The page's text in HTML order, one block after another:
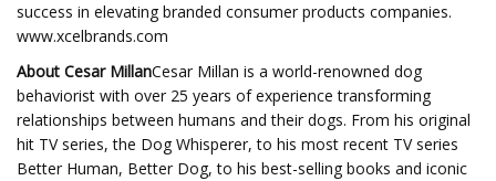
success in elevating branded consumer products companies.
www.xcelbrands.com
About Cesar MillanCesar Millan is a world-renowned dog
behaviorist with over 25 years of experience transforming
relationships between humans and their dogs. From his original
hit TV series, the Dog Whisperer, to his most recent TV series
Better Human, Better Dog, to his best-selling books and iconic